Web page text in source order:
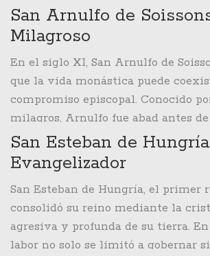
conversión. Fue obispo de Tagaste
testimonio de entrega pastoral y
espiritual. Su relación con San
muestra una camaradería
trasciende lo terrenal y nos lleva a
sobre la influencia que una
puede tener en nuestro camino de
San Arnulfo de
Milagroso
En el siglo XI, San Arnulfo de
que la vida monástica puede
compromiso episcopal. Conocido
milagros, Arnulfo fue abad antes
obispo. Su vida estuvo marcada por
humildad y las obras milagrosas, lo
muy querido entre sus
leyendas sobre sus milagros aún
subrayando la fe viva que
aspecto de su existencia.
San Esteban de
Evangelizador
San Esteban de Hungría, el primer
consolidó su reino mediante la
agresiva y profunda de su tierra.
labor no solo se limitó a gobernar